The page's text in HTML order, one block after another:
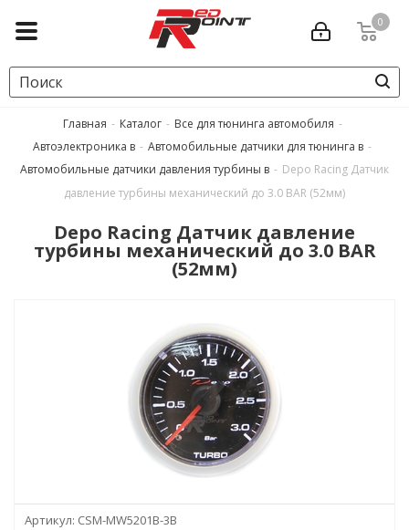
0
Главная - Каталог - Все для тюнинга автомобиля -
Автоэлектроника в - Автомобильные датчики для тюнинга в -
Автомобильные датчики давления турбины в - Depo Racing Датчик
давление турбины механический до 3.0 BAR (52мм)
Depo Racing Датчик давление
турбины механический до 3.0 BAR
(52мм)
Артикул: CSM-MW5201B-3B